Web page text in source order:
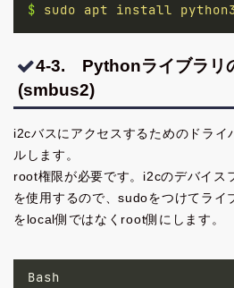
$ sudo apt install python3
4-3. Pythonライブラリ
(smbus2)
i2cバスにアクセスするためのドライ
ルします。
root権限が必要です。i2cのデバイス
を使用するので、sudoをつけてライ
をlocal側ではなくroot側にします。
Bash